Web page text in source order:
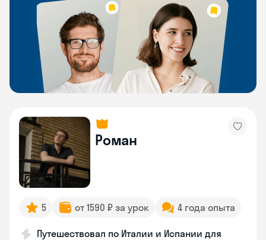
Роман
5 от 1590 ₽ за урок 4 года опыта
Путешествовал по Италии и Испании для